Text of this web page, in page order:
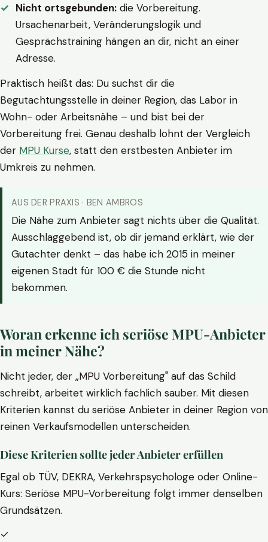
Nicht ortsgebunden: die Vorbereitung.
Ursachenarbeit, Veränderungslogik und
Gesprächstraining hängen an dir, nicht an einer
Adresse.
Praktisch heißt das: Du suchst dir die
Begutachtungsstelle in deiner Region, das Labor in
Wohn- oder Arbeitsnähe – und bist bei der
Vorbereitung frei. Genau deshalb lohnt der Vergleich
der MPU Kurse, statt den erstbesten Anbieter im
Umkreis zu nehmen.
AUS DER PRAXIS · BEN AMBROS
Die Nähe zum Anbieter sagt nichts über die Qualität.
Ausschlaggebend ist, ob dir jemand erklärt, wie der
Gutachter denkt – das habe ich 2015 in meiner
eigenen Stadt für 100 € die Stunde nicht
bekommen.
Woran erkenne ich seriöse MPU-Anbieter
in meiner Nähe?
Nicht jeder, der „MPU Vorbereitung" auf das Schild
schreibt, arbeitet wirklich fachlich sauber. Mit diesen
Kriterien kannst du seriöse Anbieter in deiner Region von
reinen Verkaufsmodellen unterscheiden.
Diese Kriterien sollte jeder Anbieter erfüllen
Egal ob TÜV, DEKRA, Verkehrspsychologe oder Online-
Kurs: Seriöse MPU-Vorbereitung folgt immer denselben
Grundsätzen.
✓